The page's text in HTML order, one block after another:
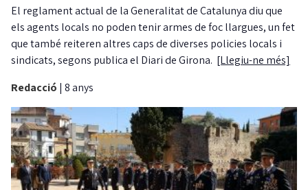
El reglament actual de la Generalitat de Catalunya diu que
els agents locals no poden tenir armes de foc llargues, un fet
que també reiteren altres caps de diverses policies locals i
sindicats, segons publica el Diari de Girona. [Llegiu-ne més]
Redacció | 8 anys